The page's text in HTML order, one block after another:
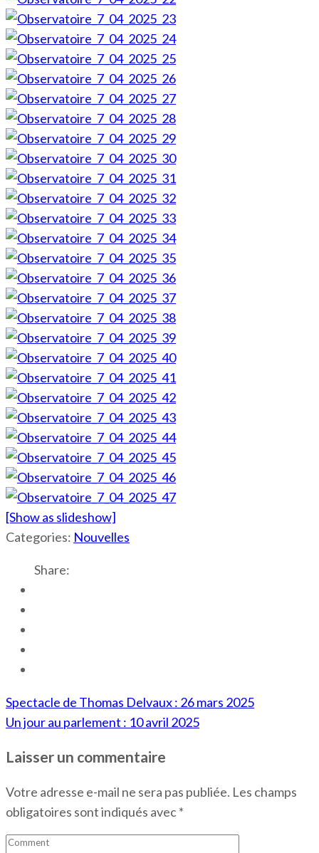
[Show as slideshow]
Categories: Nouvelles
Share:
Navigation
de
Spectacle de Thomas Delvaux : 26 mars 2025
Un jour au parlement : 10 avril 2025
Laisser un commentaire
Votre adresse e-mail ne sera pas publiée. Les champs
obligatoires sont indiqués avec*
Comment